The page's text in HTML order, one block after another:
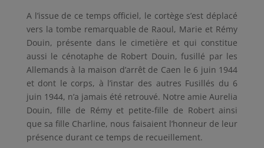
A l’issue de ce temps officiel, le cortège s’est déplacé
vers la tombe remarquable de Raoul, Marie et Rémy
Douin, présente dans le cimetière et qui constitue
aussi le cénotaphe de Robert Douin, fusillé par les
Allemands à la maison d’arrêt de Caen le 6 juin 1944
et dont le corps, à l’instar des autres Fusillés du 6
juin 1944, n’a jamais été retrouvé. Notre amie Aurelia
Douin, fille de Rémy et petite-fille de Robert ainsi
que sa fille Charline, nous faisaient l’honneur de leur
présence durant ce temps de recueillement.